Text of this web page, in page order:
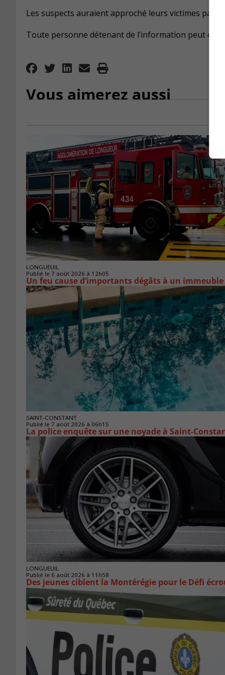
Les suspects auraient approché leurs victimes par
Toute personne détenant de l’information peut
Vous aimerez aussi
LONGUEUIL
Publié le 7 août 2026 à 12h05
Un feu cause d’importants dégâts à un
SAINT-CONSTANT
Publié le 7 août 2026 à 06h15
La police enquête sur une noyade à Saint-
LONGUEUIL
Publié le 6 août 2026 à 11h58
Des jeunes ciblent la Montérégie pour le Défi